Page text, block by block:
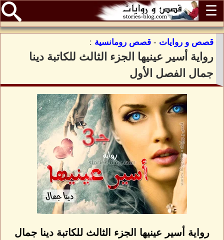
☰
قصص و روايات - قصص رومانسية :
رواية أسير عينيها الجزء الثالث للكاتبة دينا
جمال الفصل الأول
رواية أسير عينيها الجزء الثالث للكاتبة دينا جمال